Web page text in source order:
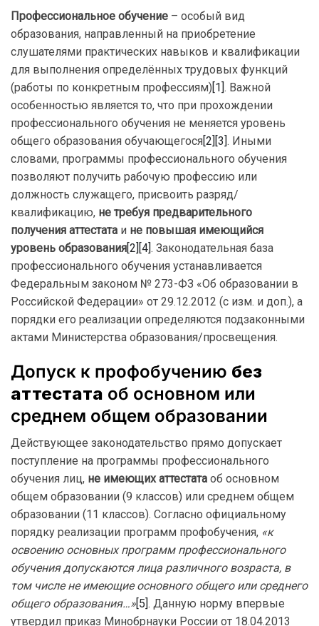
Профессиональное обучение – особый вид
образования, направленный на приобретение
слушателями практических навыков и квалификации
для выполнения определённых трудовых функций
(работы по конкретным профессиям)[1]. Важной
особенностью является то, что при прохождении
профессионального обучения не меняется уровень
общего образования обучающегося[2] [3]. Иными
словами, программы профессионального обучения
позволяют получить рабочую профессию или
должность служащего, присвоить разряд/
квалификацию, не требуя предварительного
получения аттестата и не повышая имеющийся
уровень образования[2] [4]. Законодательная база
профессионального обучения устанавливается
Федеральным законом № 273-ФЗ «Об образовании в
Российской Федерации» от 29.12.2012 (с изм. и доп.), а
порядки его реализации определяются подзаконными
актами Министерства образования/просвещения.
Допуск к профобучению без
аттестата об основном или
среднем общем образовании
Действующее законодательство прямо допускает
поступление на программы профессионального
обучения лиц, не имеющих аттестата об основном
общем образовании (9 классов) или среднем общем
образовании (11 классов). Согласно официальному
порядку реализации программ профобучения, «к
освоению основных программ профессионального
обучения допускаются лица различного возраста, в
том числе не имеющие основного общего или среднего
общего образования…»[5]. Данную норму впервые
утвердил приказ Минобрнауки России от 18.04.2013